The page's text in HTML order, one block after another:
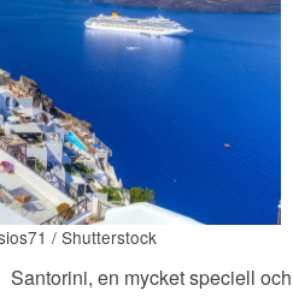
/ Shutterstock
Santorini, en mycket speciell och